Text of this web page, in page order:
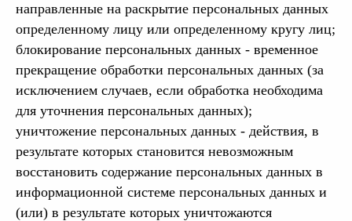
направленные на раскрытие персональных данных
определенному лицу или определенному кругу лиц;
блокирование персональных данных - временное
прекращение обработки персональных данных (за
исключением случаев, если обработка необходима
для уточнения персональных данных);
уничтожение персональных данных - действия, в
результате которых становится невозможным
восстановить содержание персональных данных в
информационной системе персональных данных и
(или) в результате которых уничтожаются